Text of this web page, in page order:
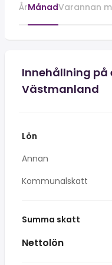
ÅrMånadVarannan
Innehållning på
Västmanland
Lön
Annan
Kommunalskatt
Summa skatt
Nettolön